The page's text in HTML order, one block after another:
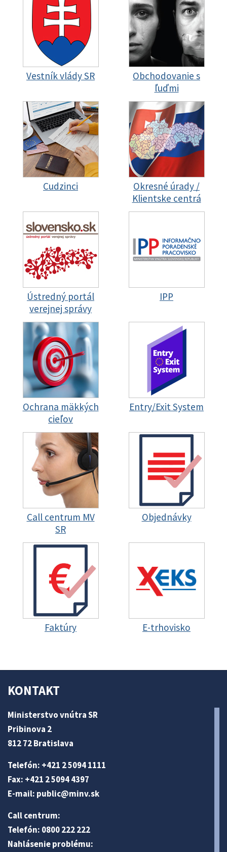
Vestník vlády SR
Obchodovanie s
ľuďmi
Cudzinci
Okresné úrady /
Klientske centrá
Ústredný portál
verejnej správy
IPP
Ochrana mäkkých
cieľov
Entry/Exit System
Call centrum MV
SR
Objednávky
Faktúry E-trhovisko
KONTAKT
Ministerstvo vnútra SR
Pribinova 2
812 72 Bratislava
Telefón: +421 2 5094 1111
Fax: +421 2 5094 4397
E-mail: public@minv.sk
Call centrum:
Telefón: 0800 222 222
Nahlásenie problému: